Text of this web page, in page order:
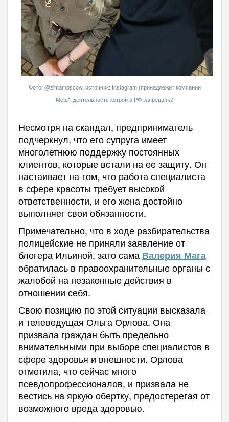
Фото: @zimamoscow, источник: Instagram (принадлежит компании
Meta*, деятельность котрой в РФ запрещена)
Несмотря на скандал, предприниматель
подчеркнул, что его супруга имеет
многолетнюю поддержку постоянных
клиентов, которые встали на ее защиту. Он
настаивает на том, что работа специалиста
в сфере красоты требует высокой
ответственности, и его жена достойно
выполняет свои обязанности.
Примечательно, что в ходе разбирательства
полицейские не приняли заявление от
блогера Ильиной, зато сама Валерия Мага
обратилась в правоохранительные органы с
жалобой на незаконные действия в
отношении себя.
Свою позицию по этой ситуации высказала
и телеведущая Ольга Орлова. Она
призвала граждан быть предельно
внимательными при выборе специалистов в
сфере здоровья и внешности. Орлова
отметила, что сейчас много
псевдопрофессионалов, и призвала не
вестись на яркую обертку, предостерегая от
возможного вреда здоровью.